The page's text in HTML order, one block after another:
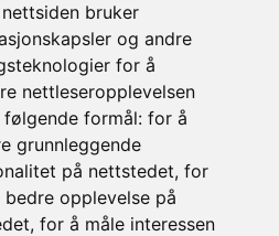
nettsiden bruker
og andre
for å
nettleseropplevelsen
formål: for å
grunnleggende
på nettstedet, for
bedre opplevelse på
, for å måle interessen
flere til å sykle til